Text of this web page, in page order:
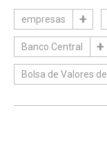
empresas
Banco Central
Bolsa de Valores